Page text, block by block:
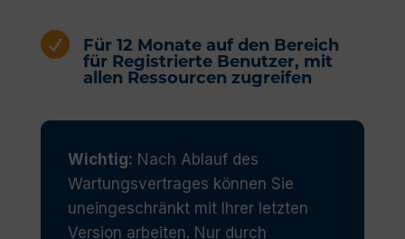

Für 12 Monate auf den Bereich
für Registrierte Benutzer, mit
allen Ressourcen zugreifen
Wichtig: Nach Ablauf des
Wartungsvertrages können Sie
uneingeschränkt mit Ihrer letzten
Version arbeiten. Nur durch